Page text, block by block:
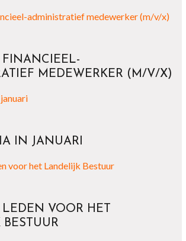
FINANCIEEL-
MEDEWERKER (M/V/X)
IN JANUARI
VOOR HET